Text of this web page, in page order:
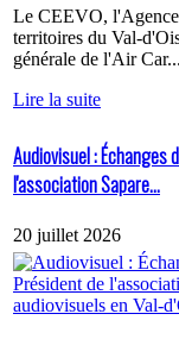
Le CEEVO,
territoires du Val-
générale de l'Air Car...
Lire la suite
Audiovisuel : Échanges
l'association Sapare...
20 juillet 2026